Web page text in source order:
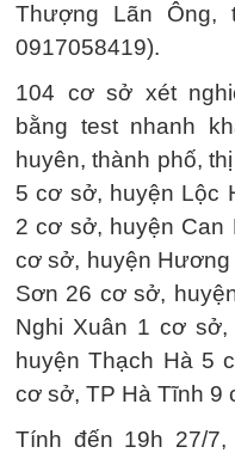
Thượng Lãn Ông,
0917058419).
104 cơ sở xét
bằng test nhanh
huyên, thành phố,
5 cơ sở, huyện Lộc
2 cơ sở, huyện Can
cơ sở, huyện
Sơn 26 cơ sở,
Nghi Xuân 1 cơ
huyện Thạch Hà 5
cơ sở, TP Hà Tĩnh 9
Tính đến 19h 27/